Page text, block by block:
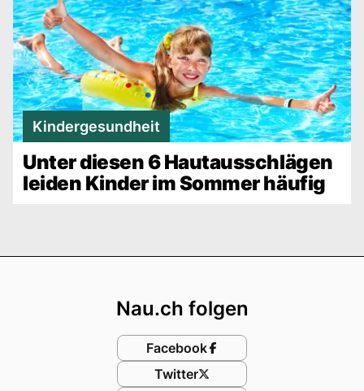
Kindergesundheit
Unter diesen 6 Hautausschlägen
leiden Kinder im Sommer häufig
Nau.ch folgen
Facebook
Twitter